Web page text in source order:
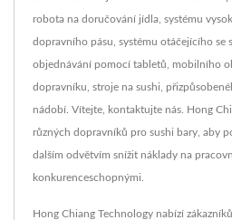
robota na doručování jídla, systému
dopravního pásu, systému otáčejícího se
objednávání pomocí tabletů, mobilního
dopravníku, stroje na sushi,
nádobí. Vítejte, kontaktujte nás. Hong
různých dopravníků pro sushi bary, aby
dalším odvětvím snížit náklady na
konkurenceschopnými.
Hong Chiang Technology nabízí